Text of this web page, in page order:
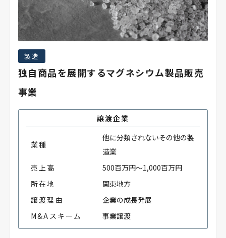
製造
独自商品を展開するマグネシウム製品販売
事業
譲渡企業
業種
他に分類されないその他の製
造業
売上高
500百万円～1,000百万円
所在地
関東地方
譲渡理由
企業の成長発展
M&Aスキーム
事業譲渡